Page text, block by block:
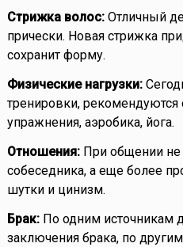
Стрижка волос:Отличный
прически. Новая стрижка
сохранит форму.
Физические нагрузки:
тренировки,
упражнения, аэробика, йога.
Отношения:При общении не
собеседника, а еще более
шутки и цинизм.
Брак:По одним источникам
заключения брака, по